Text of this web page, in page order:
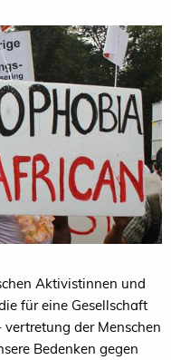
Aktivistinnen und
für eine Gesellschaft
der Menschen
Bedenken gegen